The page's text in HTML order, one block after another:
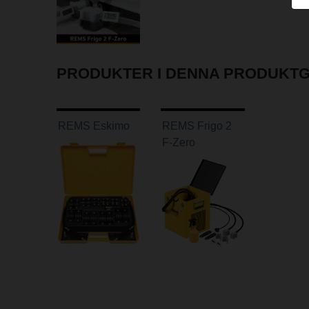
PRODUKTER I DENNA
REMS Eskimo
REMS Frigo 2
F-Zero